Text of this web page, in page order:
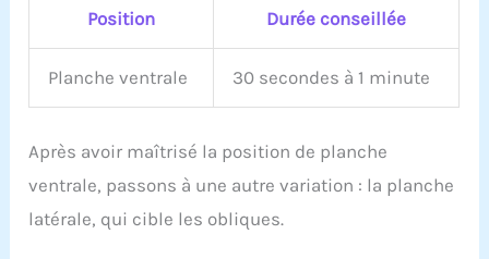
Position Durée conseillée
Planche ventrale 30 secondes à 1 minute
Après avoir maîtrisé la position de planche
ventrale, passons à une autre variation : la planche
latérale, qui cible les obliques.